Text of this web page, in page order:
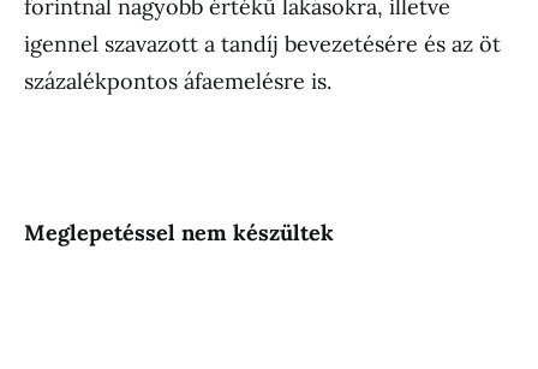
forintnál nagyobb értékű lakásokra, illetve
igennel szavazott a tandíj bevezetésére és az öt
százalékpontos áfaemelésre is.
Meglepetéssel nem készültek